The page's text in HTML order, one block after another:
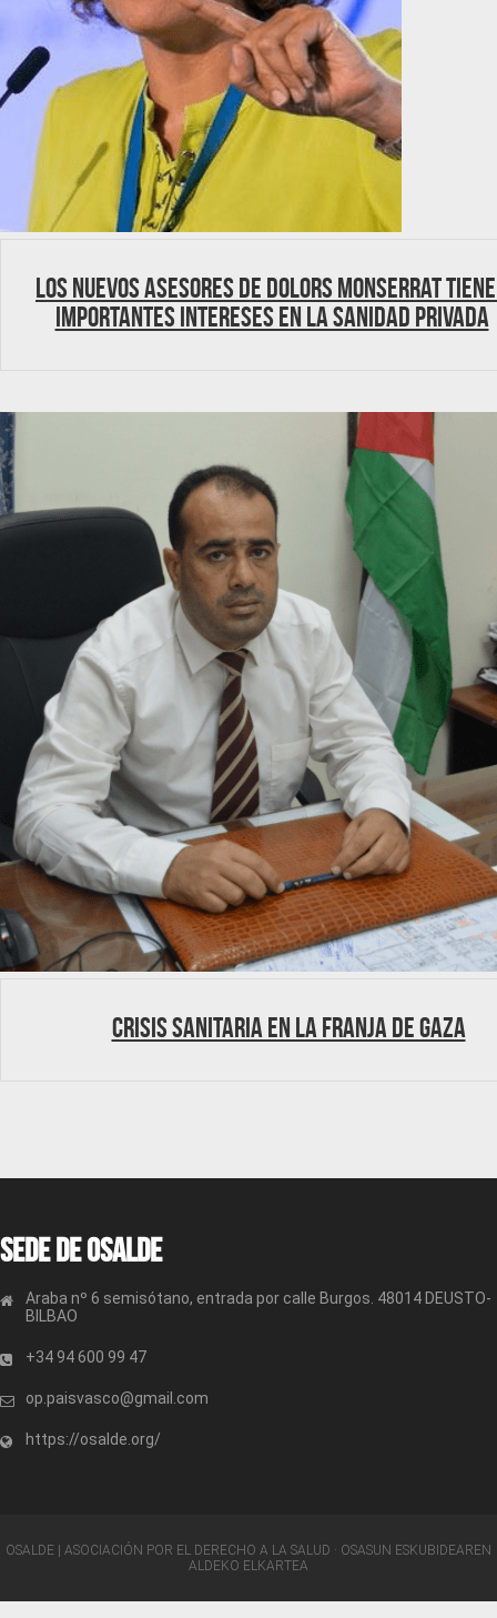
Los nuevos asesores de Dolors Monserrat
importantes intereses en la sanidad privada
Crisis sanitaria en la franja de Gaza
Sede de OSALDE
Araba nº 6 semisótano, entrada por calle Burgos. 48014 DEUSTO-
BILBAO
+34 94 600 99 47
op.paisvasco@gmail.com
https://osalde.org/
OSALDE | ASOCIACIÓN POR EL DERECHO A LA SALUD · OSASUN ESKUBIDEAREN
ALDEKO ELKARTEA